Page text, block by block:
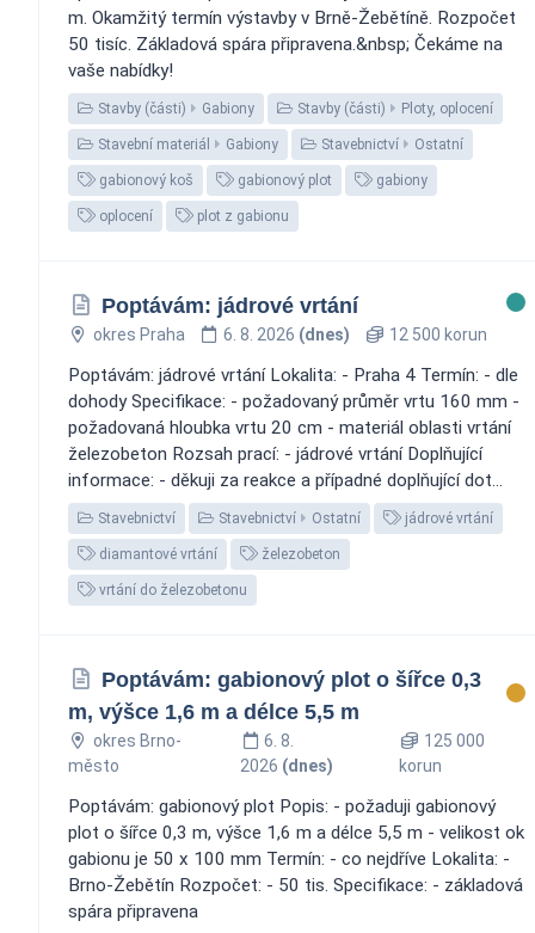
m. Okamžitý termín výstavby v Brně-Žebětíně. Rozpočet
50 tisíc. Základová spára připravena.&nbsp; Čekáme na
vaše nabídky!
Stavby (části) Gabiony Stavby (části) Ploty, oplocení
Stavební materiál Gabiony Stavebnictví Ostatní
gabionový koš gabionový plot gabiony
oplocení plot z gabionu
Poptávám: jádrové vrtání
okres Praha 6. 8. 2026 (dnes) 12 500 korun
Poptávám: jádrové vrtání Lokalita: - Praha 4 Termín: - dle
dohody Specifikace: - požadovaný průměr vrtu 160 mm -
požadovaná hloubka vrtu 20 cm - materiál oblasti vrtání
železobeton Rozsah prací: - jádrové vrtání Doplňující
informace: - děkuji za reakce a případné doplňující dot...
Stavebnictví Stavebnictví Ostatní jádrové vrtání
diamantové vrtání železobeton
vrtání do železobetonu
Poptávám: gabionový plot o šířce 0,3
m, výšce 1,6 m a délce 5,5 m
okres Brno-
město
6. 8.
2026 (dnes)
125 000
korun
Poptávám: gabionový plot Popis: - požaduji gabionový
plot o šířce 0,3 m, výšce 1,6 m a délce 5,5 m - velikost ok
gabionu je 50 x 100 mm Termín: - co nejdříve Lokalita: -
Brno-Žebětín Rozpočet: - 50 tis. Specifikace: - základová
spára připravena